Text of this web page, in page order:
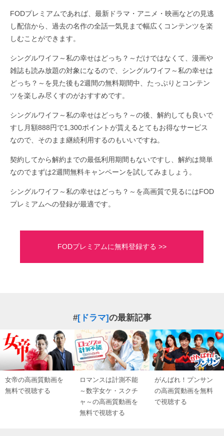
FODプレミアムであれば、最新ドラマ・アニメ・映画などの見逃
し配信から、過去の名作の全話一気見まで幅広くコンテンツを楽
しむことができます。
シングルワイフ～私の幸せはどっち？～だけではなくて、漫画や
雑誌も読み放題の対象になるので、シングルワイフ～私の幸せは
どっち？～を見た後も2週間の無料期間中、たっぷりとコンテン
ツを楽しみ尽くすのがおすすめです。
シングルワイフ～私の幸せはどっち？～の後、解約しても良いで
すし月額888円で1,300ポイントが貰えるとてもお得なサービス
なので、そのまま継続利用するのもいいですね。
契約してから解約までの最低利用期間もないですし、解約は簡単
なのでまずは2週間無料キャンペーンを試してみましょう。
シングルワイフ～私の幸せはどっち？～を高画質で見るにはFOD
プレミアムへの登録が最適です。
FODプレミアムに無料登録する >>
#[ドラマ]の最新記事
女帝の高画質動画を
無料で視聴する
ロマンスは計測不能
～数字女ケ・スクチ
ャ～の高画質動画を
無料で視聴する
がんばれ！プンサン
の高画質動画を無料
で視聴する